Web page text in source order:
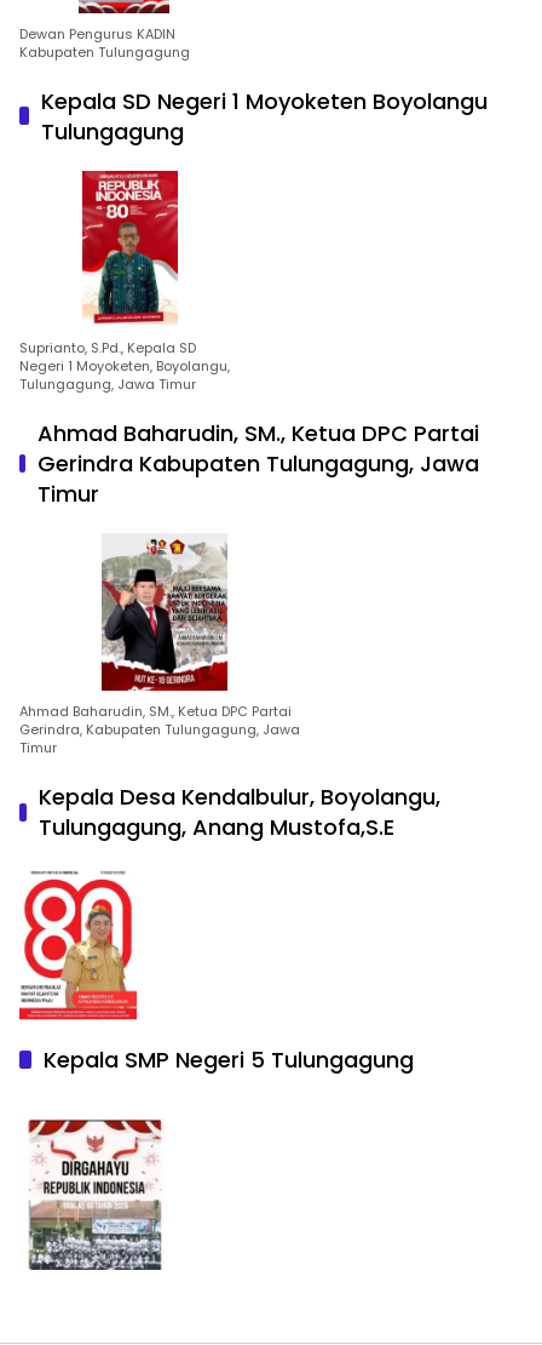
Dewan Pengurus KADIN
Kabupaten Tulungagung
Kepala SD Negeri 1 Moyoketen Boyolangu
Tulungagung
Suprianto, S.Pd., Kepala SD
Negeri 1 Moyoketen, Boyolangu,
Tulungagung, Jawa Timur
Ahmad Baharudin, SM., Ketua DPC Partai
Gerindra Kabupaten Tulungagung, Jawa
Timur
Ahmad Baharudin, SM., Ketua DPC Partai
Gerindra, Kabupaten Tulungagung, Jawa
Timur
Kepala Desa Kendalbulur, Boyolangu,
Tulungagung, Anang Mustofa,S.E
Kepala SMP Negeri 5 Tulungagung